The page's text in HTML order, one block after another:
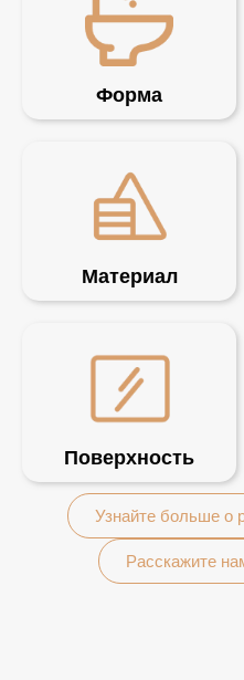
Форма
Материал
Поверхность
Узнайте больше о
Расскажите